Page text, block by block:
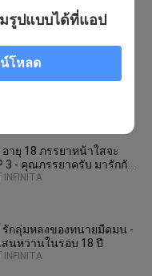
นารุเสะ - กับดัก 1 : เจอเข้า
ษ!
รักนี้ส่งไปไม่ถึงนาย EP1 -
อายุ 18 ภรรยาหน้าใสจะ
กกัน
INFINITA
รักลุ่มหลงของทนายมืดมน -
นหวานในรอบ 18 ปี
INFINITA
รูปแบบได้ที่แอป
โหลด